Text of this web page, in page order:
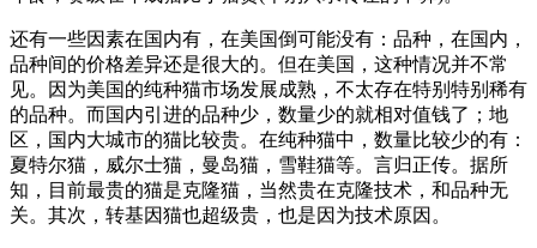
还有一些因素在国内有，在美国倒可能没有：品种，在国内，
品种间的价格差异还是很大的。但在美国，这种情况并不常
见。因为美国的纯种猫市场发展成熟，不太存在特别特别稀有
的品种。而国内引进的品种少，数量少的就相对值钱了；地
区，国内大城市的猫比较贵。在纯种猫中，数量比较少的有：
夏特尔猫，威尔士猫，曼岛猫，雪鞋猫等。言归正传。据所
知，目前最贵的猫是克隆猫，当然贵在克隆技术，和品种无
关。其次，转基因猫也超级贵，也是因为技术原因。